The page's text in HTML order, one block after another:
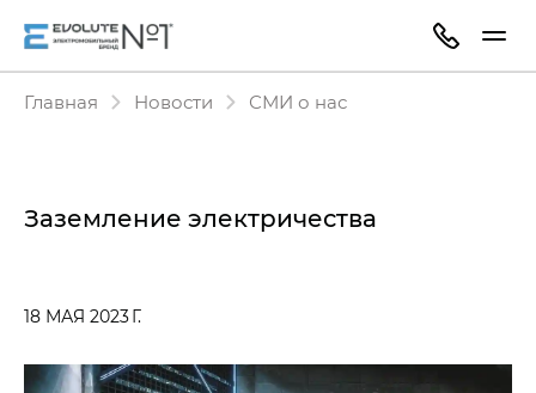
Главная Новости СМИ о нас
Заземление электричества
18 МАЯ 2023 Г.